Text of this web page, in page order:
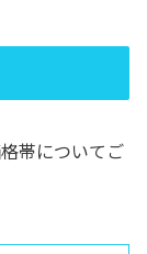
帯についてご